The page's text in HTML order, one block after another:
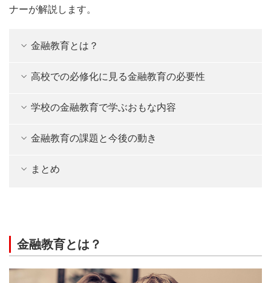
ナーが解説します。
金融教育とは？
高校での必修化に見る金融教育の必要性
学校の金融教育で学ぶおもな内容
金融教育の課題と今後の動き
まとめ
金融教育とは？